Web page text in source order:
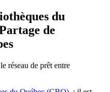
du
de
réseau de prêt entre